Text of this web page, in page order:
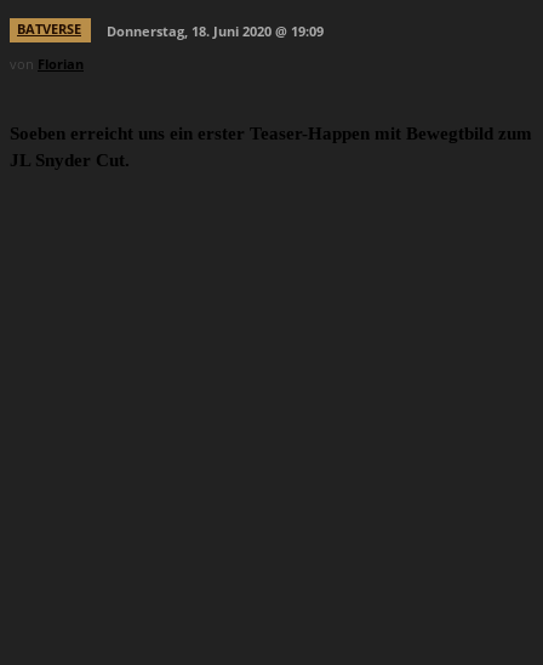
BATVERSE
Donnerstag, 18. Juni 2020 @ 19:09
von Florian
Soeben erreicht uns ein erster Teaser-Happen mit Bewegtbild zum
JL Snyder Cut.